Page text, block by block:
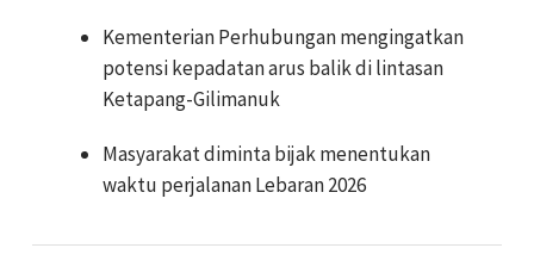
Kementerian Perhubungan mengingatkan
potensi kepadatan arus balik di lintasan
Ketapang-Gilimanuk
Masyarakat diminta bijak menentukan
waktu perjalanan Lebaran 2026